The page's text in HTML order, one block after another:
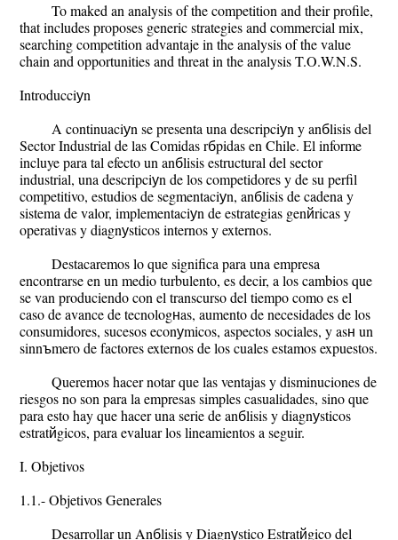
To maked an analysis of the competition and their profile,
that includes proposes generic strategies and commercial mix,
searching competition advantaje in the analysis of the value
chain and opportunities and threat in the analysis T.O.W.N.S.
Introducciуn
A continuaciуn se presenta una descripciуn y anбlisis del
Sector Industrial de las Comidas rбpidas en Chile. El informe
incluye para tal efecto un anбlisis estructural del sector
industrial, una descripciуn de los competidores y de su perfil
competitivo, estudios de segmentaciуn, anбlisis de cadena y
sistema de valor, implementaciуn de estrategias genйricas y
operativas y diagnуsticos internos y externos.
Destacaremos lo que significa para una empresa
encontrarse en un medio turbulento, es decir, a los cambios que
se van produciendo con el transcurso del tiempo como es el
caso de avance de tecnologнas, aumento de necesidades de los
consumidores, sucesos econуmicos, aspectos sociales, y asн un
sinnъmero de factores externos de los cuales estamos expuestos.
Queremos hacer notar que las ventajas y disminuciones de
riesgos no son para la empresas simples casualidades, sino que
para esto hay que hacer una serie de anбlisis y diagnуsticos
estratйgicos, para evaluar los lineamientos a seguir.
I. Objetivos
1.1.- Objetivos Generales
Desarrollar un Anбlisis y Diagnуstico Estratйgico del